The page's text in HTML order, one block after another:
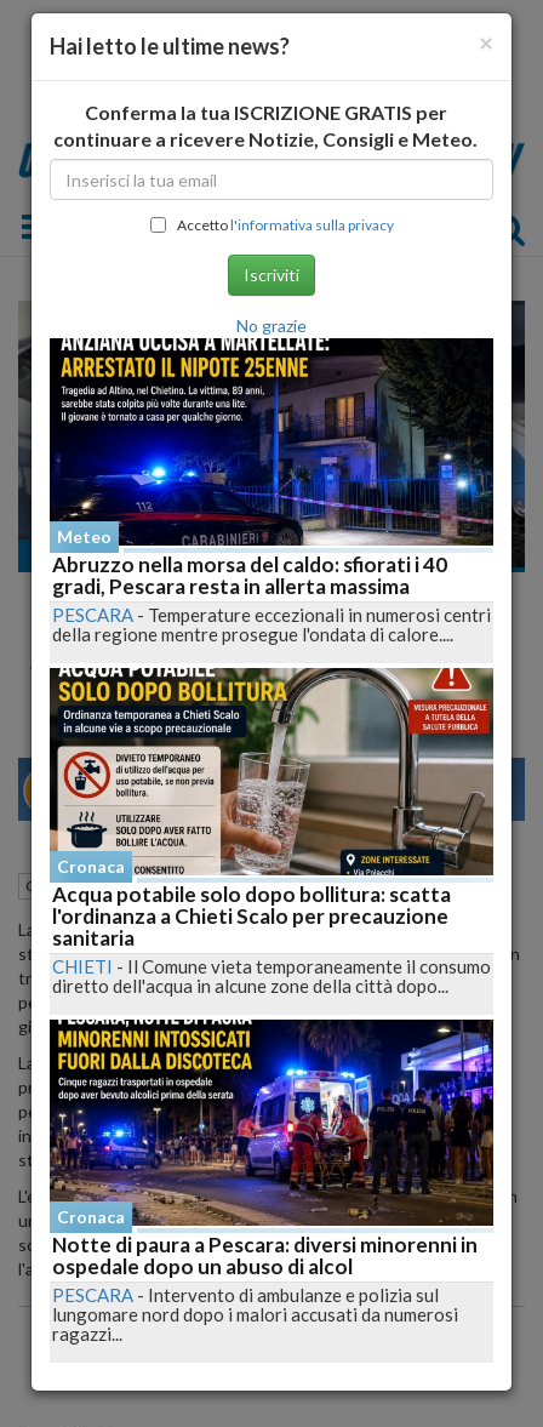
Toggle navigation
Cronaca nera
Festa della Madonna della Libera a Pratola
Peligna Sconvolta da Rissa: 27enne
Accoltellato
MILANO 29 31
Cronaca nera Pratola Peligna (AQ) 13 Maggio 2024 16:22
La tranquilla festa della Madonna della Libera a Pratola Peligna è
stata interrotta da un evento violento, rischiando di trasformarsi in
tragedia. Durante i festeggiamenti di ieri sera nella cittadina
peligna, è scoppiata una rissa che ha portato al ferimento di un
giovane albanese di 27 anni, colpito alle spalle con un coltello.
La vittima è stata prontamente soccorsa e ha ricevuto cure al
pronto soccorso dell'ospedale di Sulmona, dove è stata suturata
per le ferite riportate. Le forze dell'ordine di Sulmona stanno
indagando sull'incidente, sospettando che la rissa possa essere
stata scatenata da motivi sentimentali.
L'escalation è iniziata con parole forti, poi minacce, fino a sfociare in
una violenta colluttazione. Il 27enne albanese è stato colpito alla
schiena da un coltello, determinando il suo ricovero in ospedale e
l'avvio di un'indagine per risalire alla dinamica esatta degli eventi.
×
Hai letto le ultime news?
Conferma la tua ISCRIZIONE GRATIS per
continuare a ricevere Notizie, Consigli e Meteo.
Accettol'informativa sulla privacy
Iscriviti
No grazie
Meteo
Abruzzo nella morsa del caldo: sfiorati i 40
gradi, Pescara resta in allerta massima
PESCARA - Temperature eccezionali in numerosi centri
della regione mentre prosegue l'ondata di calore....
Cronaca
Acqua potabile solo dopo bollitura: scatta
l'ordinanza a Chieti Scalo per precauzione
sanitaria
CHIETI - Il Comune vieta temporaneamente il consumo
diretto dell'acqua in alcune zone della città dopo...
Cronaca
Notte di paura a Pescara: diversi minorenni in
ospedale dopo un abuso di alcol
PESCARA - Intervento di ambulanze e polizia sul
lungomare nord dopo i malori accusati da numerosi
ragazzi...